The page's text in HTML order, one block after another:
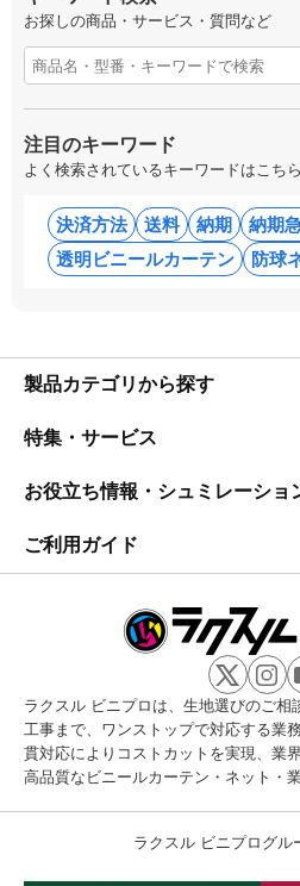
お探しの商品・サービス・質問など
注目のキーワード
よく検索されているキーワードはこちら
決済方法 送料 納期
納期
透明ビニールカーテン
防球
製品カテゴリから探す
特集・サービス
お役立ち情報・シュミレーショ
ご利用ガイド
ラクスル ビニプロは、生地選びのご相
工事まで、ワンストップで対応する業
貫対応によりコストカットを実現、業
高品質なビニールカーテン・ネット・
ラクスル ビニプログル